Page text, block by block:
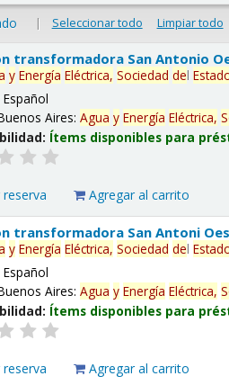
| Seleccionar todo Limpiar todo
transformadora San Antonio
y Energía Eléctrica, Sociedad del
Español
Aires:Agua y Energía Eléctrica,
Ítems disponibles para
reserva Agregar al carrito
transformadora San Antoni
y Energía Eléctrica, Sociedad del
Español
Aires:Agua y Energía Eléctrica,
Ítems disponibles para
reserva Agregar al carrito